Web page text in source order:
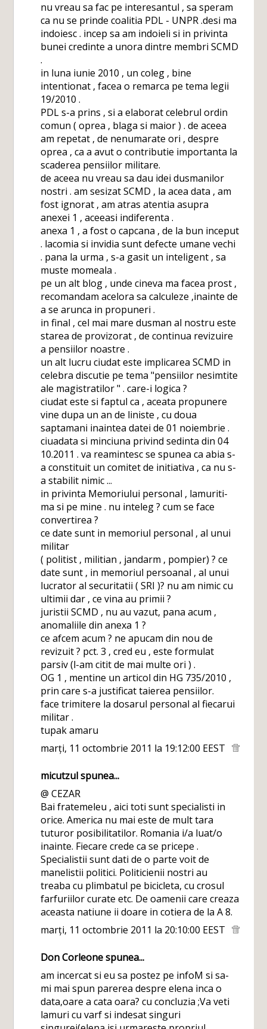
nu vreau sa fac pe interesantul , sa speram
ca nu se prinde coalitia PDL - UNPR .desi ma
indoiesc . incep sa am indoieli si in privinta
bunei credinte a unora dintre membri SCMD
.
in luna iunie 2010 , un coleg , bine
intentionat , facea o remarca pe tema legii
19/2010 .
PDL s-a prins , si a elaborat celebrul ordin
comun ( oprea , blaga si maior ) . de aceea
am repetat , de nenumarate ori , despre
oprea , ca a avut o contributie importanta la
scaderea pensiilor militare.
de aceea nu vreau sa dau idei dusmanilor
nostri . am sesizat SCMD , la acea data , am
fost ignorat , am atras atentia asupra
anexei 1 , aceeasi indiferenta .
anexa 1 , a fost o capcana , de la bun inceput
. lacomia si invidia sunt defecte umane vechi
. pana la urma , s-a gasit un inteligent , sa
muste momeala .
pe un alt blog , unde cineva ma facea prost ,
recomandam acelora sa calculeze ,inainte de
a se arunca in propuneri .
in final , cel mai mare dusman al nostru este
starea de provizorat , de continua revizuire
a pensiilor noastre .
un alt lucru ciudat este implicarea SCMD in
celebra discutie pe tema "pensiilor nesimtite
ale magistratilor " . care-i logica ?
ciudat este si faptul ca , aceata propunere
vine dupa un an de liniste , cu doua
saptamani inaintea datei de 01 noiembrie .
ciuadata si minciuna privind sedinta din 04
10.2011 . va reamintesc se spunea ca abia s-
a constituit un comitet de initiativa , ca nu s-
a stabilit nimic ...
in privinta Memoriului personal , lamuriti-
ma si pe mine . nu inteleg ? cum se face
convertirea ?
ce date sunt in memoriul personal , al unui
militar
( politist , militian , jandarm , pompier) ? ce
date sunt , in memoriul persoanal , al unui
lucrator al securitatii ( SRI )? nu am nimic cu
ultimii dar , ce vina au primii ?
juristii SCMD , nu au vazut, pana acum ,
anomaliile din anexa 1 ?
ce afcem acum ? ne apucam din nou de
revizuit ? pct. 3 , cred eu , este formulat
parsiv (l-am citit de mai multe ori ) .
OG 1 , mentine un articol din HG 735/2010 ,
prin care s-a justificat taierea pensiilor.
face trimitere la dosarul personal al fiecarui
militar .
tupak amaru
marți, 11 octombrie 2011 la 19:12:00 EEST
micutzulspunea...
@ CEZAR
Bai fratemeleu , aici toti sunt specialisti in
orice. America nu mai este de mult tara
tuturor posibilitatilor. Romania i/a luat/o
inainte. Fiecare crede ca se pricepe .
Specialistii sunt dati de o parte voit de
manelistii politici. Politicienii nostri au
treaba cu plimbatul pe bicicleta, cu crosul
farfuriilor curate etc. De oamenii care creaza
aceasta natiune ii doare in cotiera de la A 8.
marți, 11 octombrie 2011 la 20:10:00 EEST
Don Corleonespunea...
am incercat si eu sa postez pe infoM si sa-
mi mai spun parerea despre elena inca o
data,oare a cata oara? cu concluzia ;Va veti
lamuri cu varf si indesat singuri